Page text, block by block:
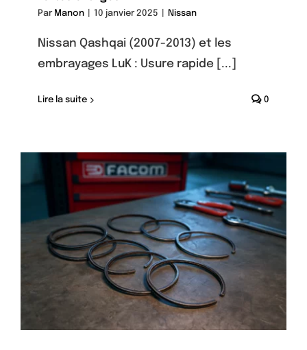
Par Manon 10 janvier 2025 Nissan
Nissan Qashqai (2007-2013) et les
embrayages LuK : Usure rapide [...]
Lire la suite 0